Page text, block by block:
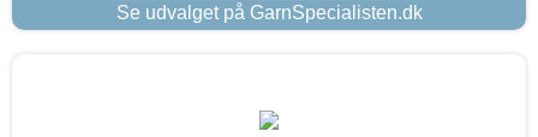
Se udvalget på GarnSpecialisten.dk